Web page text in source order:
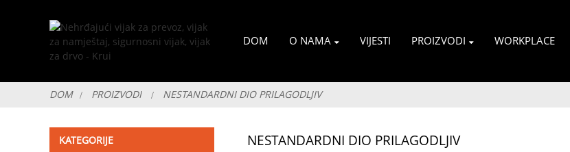
DOM O NAMA VIJESTI PROIZVODI WORKPLACE
DOM PROIZVODI NESTANDARDNI DIO PRILAGODLJIV
KATEGORIJE NESTANDARDNI DIO PRILAGODLJIV